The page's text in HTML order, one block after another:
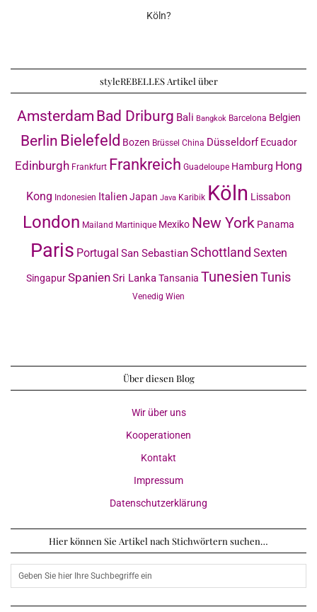
Köln?
styleREBELLES Artikel über
Amsterdam Bad Driburg Bali Bangkok Barcelona Belgien
Berlin Bielefeld Bozen Brüssel China Düsseldorf Ecuador
Edinburgh Frankfurt Frankreich Guadeloupe Hamburg Hong
Kong Indonesien ItalienJapan Java Karibik Köln Lissabon
London Mailand Martinique Mexiko New York Panama
Paris Portugal San SebastianSchottland Sexten
SingapurSpanienSri LankaTansania TunesienTunis
Venedig Wien
Über diesen Blog
Wir über uns
Kooperationen
Kontakt
Impressum
Datenschutzerklärung
Hier können Sie Artikel nach Stichwörtern suchen…